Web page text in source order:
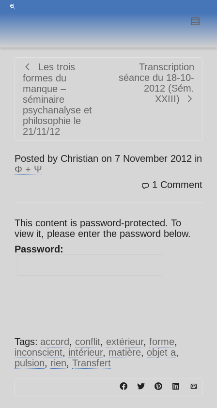
Les trois
formes du
manque –
séminaire
psychanalyse et
philosophie le
21/11/12
Transcription
séance du 18-10-
2012 (Sém.
XXIII)
Posted by Christian on 7 November 2012 in
Φ + Ψ
1 Comment
This content is password-protected. To
view it, please enter the password below.
Password:
Tags: accord, conflit, extérieur, forme,
inconscient, intérieur, matière, objet a,
pulsion, rien, Transfert